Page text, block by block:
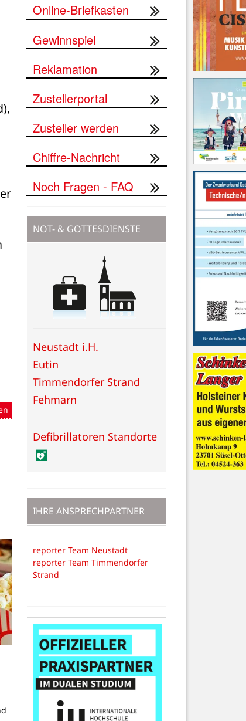
Online-Briefkasten
Gewinnspiel
Reklamation
Zustellerportal
Zusteller werden
Chiffre-Nachricht
Noch Fragen - FAQ
NOT- & GOTTESDIENSTE
Neustadt i.H.
Eutin
Timmendorfer Strand
Fehmarn
Defibrillatoren Standorte
IHRE ANSPRECHPARTNER
reporter Team Neustadt
reporter Team Timmendorfer
Strand